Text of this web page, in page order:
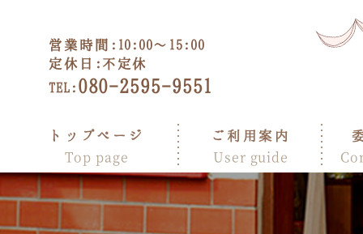
営業時間: 10:00～15:00
定休日: 不定休
TEL: 080-2595-9551
トップページ
Top page
ご利用案内
User guide